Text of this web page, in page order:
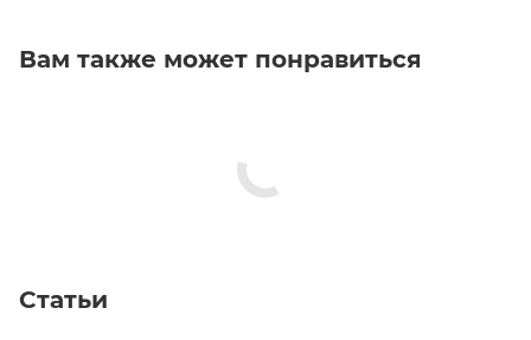
Вам также может понравиться
Статьи